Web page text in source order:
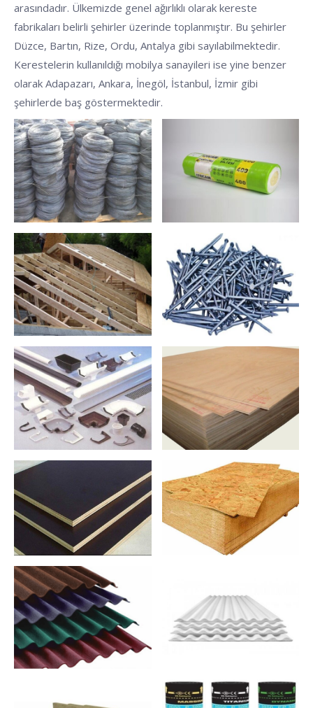
arasındadır. Ülkemizde genel ağırlıklı olarak kereste
fabrikaları belirli şehirler üzerinde toplanmıştır. Bu şehirler
Düzce, Bartın, Rize, Ordu, Antalya gibi sayılabilmektedir.
Kerestelerin kullanıldığı mobilya sanayileri ise yine benzer
olarak Adapazarı, Ankara, İnegöl, İstanbul, İzmir gibi
şehirlerde baş göstermektedir.